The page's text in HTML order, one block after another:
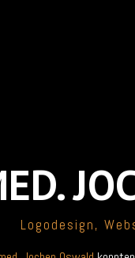
Logodesign,